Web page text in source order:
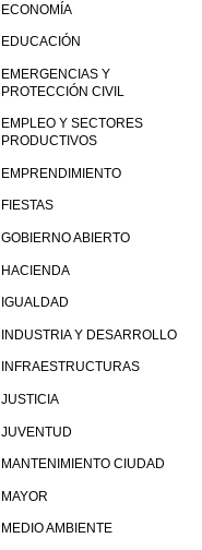
ECONOMÍA
EDUCACIÓN
EMERGENCIAS Y
PROTECCIÓN CIVIL
EMPLEO Y SECTORES
PRODUCTIVOS
EMPRENDIMIENTO
FIESTAS
GOBIERNO ABIERTO
HACIENDA
IGUALDAD
INDUSTRIA Y DESARROLLO
INFRAESTRUCTURAS
JUSTICIA
JUVENTUD
MANTENIMIENTO CIUDAD
MAYOR
MEDIO AMBIENTE